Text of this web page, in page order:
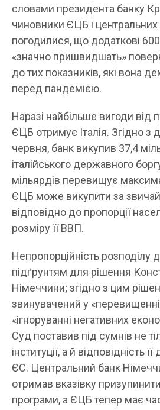
словами президента банку
чиновники ЄЦБ і центральних
погодилися, що додаткові
«значно пришвидшать»
до тих показників, які вона
перед пандемією.
Наразі найбільше вигоди від
ЄЦБ отримує Італія. Згідно з
червня, банк викупив 37,4
італійського державного
мільярдів перевищує
ЄЦБ може викупити за
відповідно до пропорції
розміру її ВВП.
Непропорційність розподілу
підґрунтям для рішення
Німеччини; згідно з цим
звинувачений у
«ігноруванні негативних
Суд поставив під сумнів не
інституції, а й відповідність
ЄС. Центральний банк
отримав вказівку
програми, а ЄЦБ тепер має